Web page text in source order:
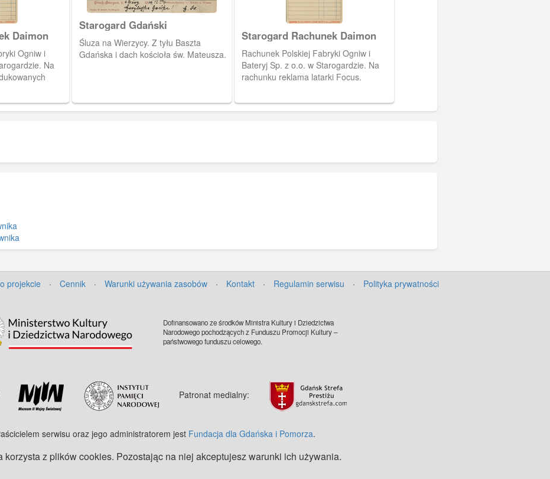
Daimon
Ogniw i
Na
Starogard Gdański
Śluza na Wierzycy. Z tyłu Baszta
Gdańska i dach kościoła św. Mateusza.
Starogard Rachunek Daimon
Rachunek Polskiej Fabryki Ogniw i
Bateryj Sp. z o.o. w Starogardzie. Na
rachunku reklama latarki Focus.
projekcie · Cennik · Warunki używania zasobów · Kontakt · Regulamin serwisu · Polityka prywatności
Dofinansowano ze środków Ministra Kultury i Dziedzictwa
Narodowego pochodzących z Funduszu Promocji Kultury –
państwowego funduszu celowego.
Patronat medialny:
serwisu oraz jego administratorem jest Fundacja dla Gdańska i Pomorza.
korzysta z plików cookies. Pozostając na niej akceptujesz warunki ich używania.